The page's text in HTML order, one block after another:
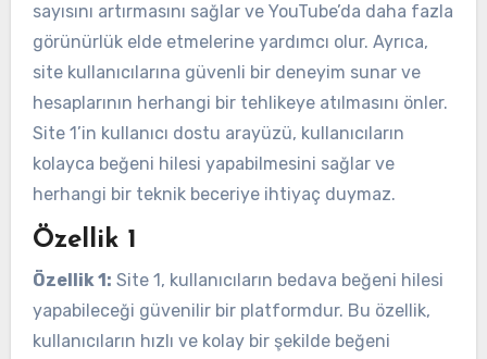
sayısını artırmasını sağlar ve YouTube’da daha fazla
görünürlük elde etmelerine yardımcı olur. Ayrıca,
site kullanıcılarına güvenli bir deneyim sunar ve
hesaplarının herhangi bir tehlikeye atılmasını önler.
Site 1’in kullanıcı dostu arayüzü, kullanıcıların
kolayca beğeni hilesi yapabilmesini sağlar ve
herhangi bir teknik beceriye ihtiyaç duymaz.
Özellik 1
Özellik 1: Site 1, kullanıcıların bedava beğeni hilesi
yapabileceği güvenilir bir platformdur. Bu özellik,
kullanıcıların hızlı ve kolay bir şekilde beğeni